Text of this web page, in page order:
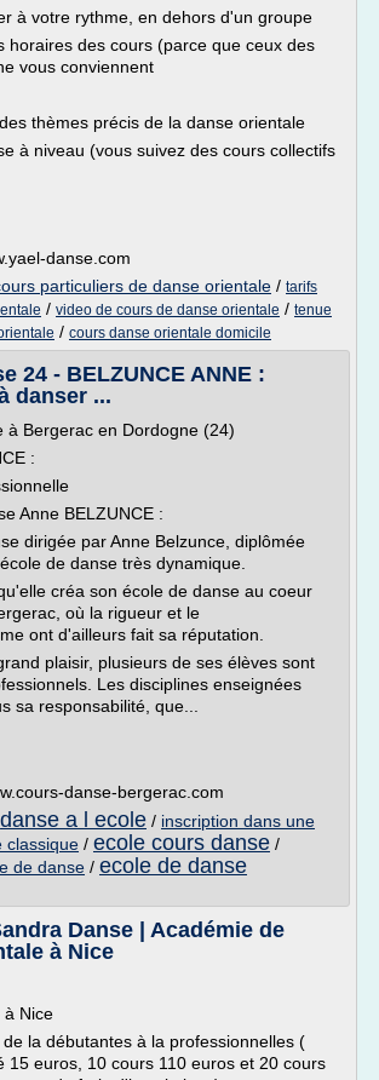
à votre rythme, en dehors d'un groupe
horaires des cours (parce que ceux des
vous conviennent
thèmes précis de la danse orientale
à niveau (vous suivez des cours collectifs
danse.com
particuliers de danse orientale / tarifs
/ video de cours de danse orientale / tenue
/ cours danse orientale domicile
24 - BELZUNCE ANNE :
danser ...
à Bergerac en Dordogne (24)
:
Anne BELZUNCE :
dirigée par Anne Belzunce, diplômée
de danse très dynamique.
créa son école de danse au coeur
où la rigueur et le
ont d'ailleurs fait sa réputation.
plaisir, plusieurs de ses élèves sont
Les disciplines enseignées
sa responsabilité, que...
danse-bergerac.com
danse a l ecole / inscription dans une
classique / ecole cours danse /
de danse / ecole de danse
Danse | Académie de
à Nice
à Nice
la débutantes à la professionnelles (
15 euros, 10 cours 110 euros et 20 cours